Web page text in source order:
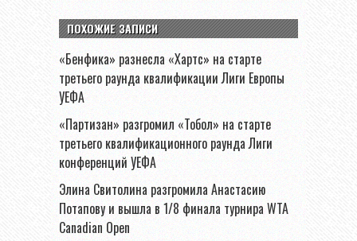
ПОХОЖИЕ ЗАПИСИ
«Бенфика» разнесла «Хартс» на старте
третьего раунда квалификации Лиги Европы
УЕФА
«Партизан» разгромил «Тобол» на старте
третьего квалификационного раунда Лиги
конференций УЕФА
Элина Свитолина разгромила Анастасию
Потапову и вышла в 1/8 финала турнира WTA
Canadian Open